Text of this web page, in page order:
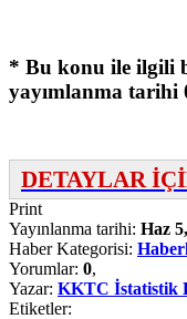
* Bu konu ile ilgili
yayımlanma tarihi
DETAYLAR
Print
Yayınlanma tarihi: Haz
Haber Kategorisi:
Yorumlar: 0,
Yazar: KKTC İstatistik
Etiketler: